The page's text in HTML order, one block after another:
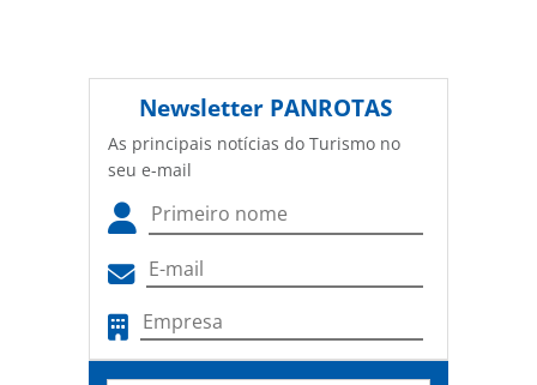
Newsletter PANROTAS
As principais notícias do Turismo no
seu e-mail